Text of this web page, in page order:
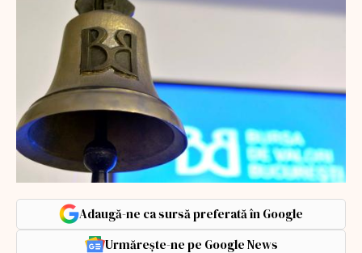
Adaugă-ne ca sursă preferată în Google
Urmărește-ne pe Google News